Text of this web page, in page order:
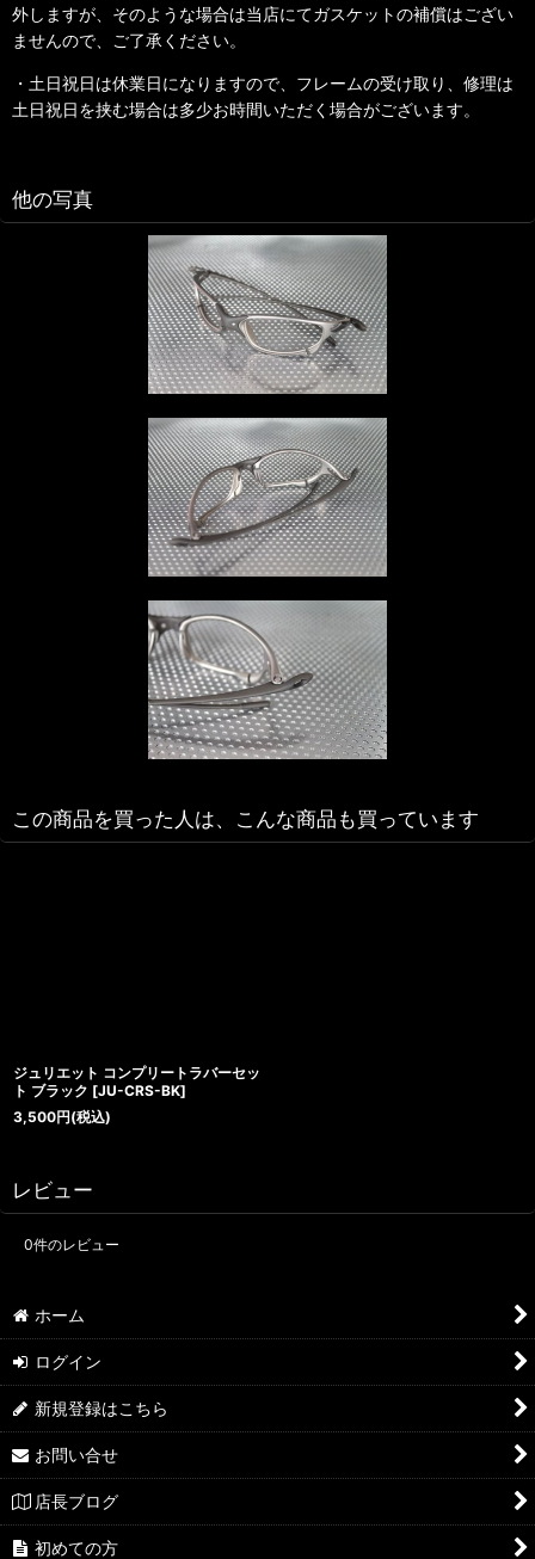
外しますが、そのような場合は当店にてガスケットの補償はござい
ませんので、ご了承ください。
・土日祝日は休業日になりますので、フレームの受け取り、修理は
土日祝日を挟む場合は多少お時間いただく場合がございます。
他の写真
この商品を買った人は、こんな商品も買っています
ジュリエット コンプリートラバーセッ
ト ブラック [JU-CRS-BK]
3,500円(税込)
レビュー
0件のレビュー
ホーム
ログイン
新規登録はこちら
お問い合せ
店長ブログ
初めての方